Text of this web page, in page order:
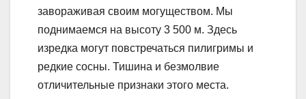
завораживая своим могуществом. Мы
поднимаемся на высоту 3 500 м. Здесь
изредка могут повстречаться пилигримы и
редкие сосны. Тишина и безмолвие
отличительные признаки этого места.